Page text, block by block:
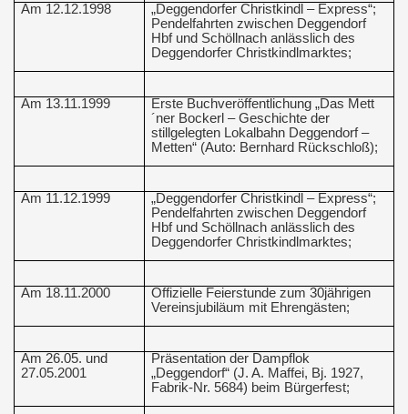
Am 12.12.1998
„Deggendorfer Christkindl – Express“;
Pendelfahrten zwischen Deggendorf
Hbf und Schöllnach anlässlich des
Deggendorfer Christkindlmarktes;
Am 13.11.1999
Erste Buchveröffentlichung „Das Mett
´ner Bockerl – Geschichte der
stillgelegten Lokalbahn Deggendorf –
Metten“ (Auto: Bernhard Rückschloß);
Am 11.12.1999
„Deggendorfer Christkindl – Express“;
Pendelfahrten zwischen Deggendorf
Hbf und Schöllnach anlässlich des
Deggendorfer Christkindlmarktes;
Am 18.11.2000
Offizielle Feierstunde zum 30jährigen
Vereinsjubiläum mit Ehrengästen;
Am 26.05. und
27.05.2001
Präsentation der Dampflok
„Deggendorf“ (J. A. Maffei, Bj. 1927,
Fabrik-Nr. 5684) beim Bürgerfest;